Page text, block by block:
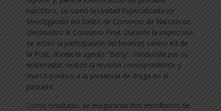
narcótico, se sumó la Unidad Especializada en
Investigación del Delito de Comercio de Narcóticos
Destinados al Consumo Final. Durante la inspección
se activó la participación del binomio canino K9 de
la PGJE, donde la agente “Betty”, conducida por su
entrenador, realizó la revisión correspondiente y
marcó positivo a la presencia de droga en el
paquete.
Como resultado, se aseguraron dos envoltorios de